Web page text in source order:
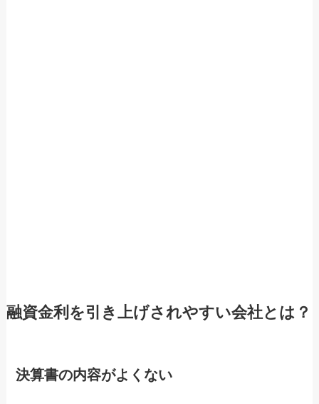
融資金利を引き上げされやすい会社とは？
決算書の内容がよくない